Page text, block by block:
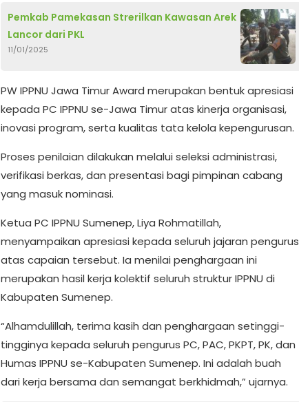
Pemkab Pamekasan Strerilkan Kawasan Arek
Lancor dari PKL
11/01/2025
PW IPPNU Jawa Timur Award merupakan bentuk apresiasi
kepada PC IPPNU se-Jawa Timur atas kinerja organisasi,
inovasi program, serta kualitas tata kelola kepengurusan.
Proses penilaian dilakukan melalui seleksi administrasi,
verifikasi berkas, dan presentasi bagi pimpinan cabang
yang masuk nominasi.
Ketua PC IPPNU Sumenep, Liya Rohmatillah,
menyampaikan apresiasi kepada seluruh jajaran pengurus
atas capaian tersebut. Ia menilai penghargaan ini
merupakan hasil kerja kolektif seluruh struktur IPPNU di
Kabupaten Sumenep.
“Alhamdulillah, terima kasih dan penghargaan setinggi-
tingginya kepada seluruh pengurus PC, PAC, PKPT, PK, dan
Humas IPPNU se-Kabupaten Sumenep. Ini adalah buah
dari kerja bersama dan semangat berkhidmah,” ujarnya.